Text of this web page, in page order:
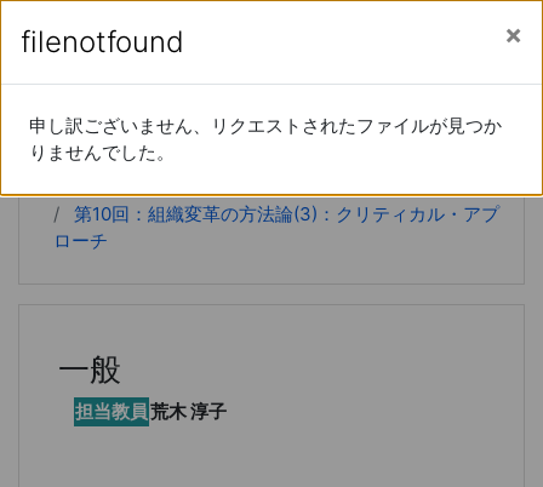
サイドパネル
あなたは現在ゲストアクセスを利用しています (ロ
グイン )
経営学特論
第10回：組織変革の方法論(3)：クリティカル・アプ
ローチ
一般
担当教員荒木 淳子
filenotfound
申し訳ございません、リクエストされたファイルが見つか
りませんでした。
filenotfound
申し訳ございません、リクエストされたファイルが見つか
りませんでした。